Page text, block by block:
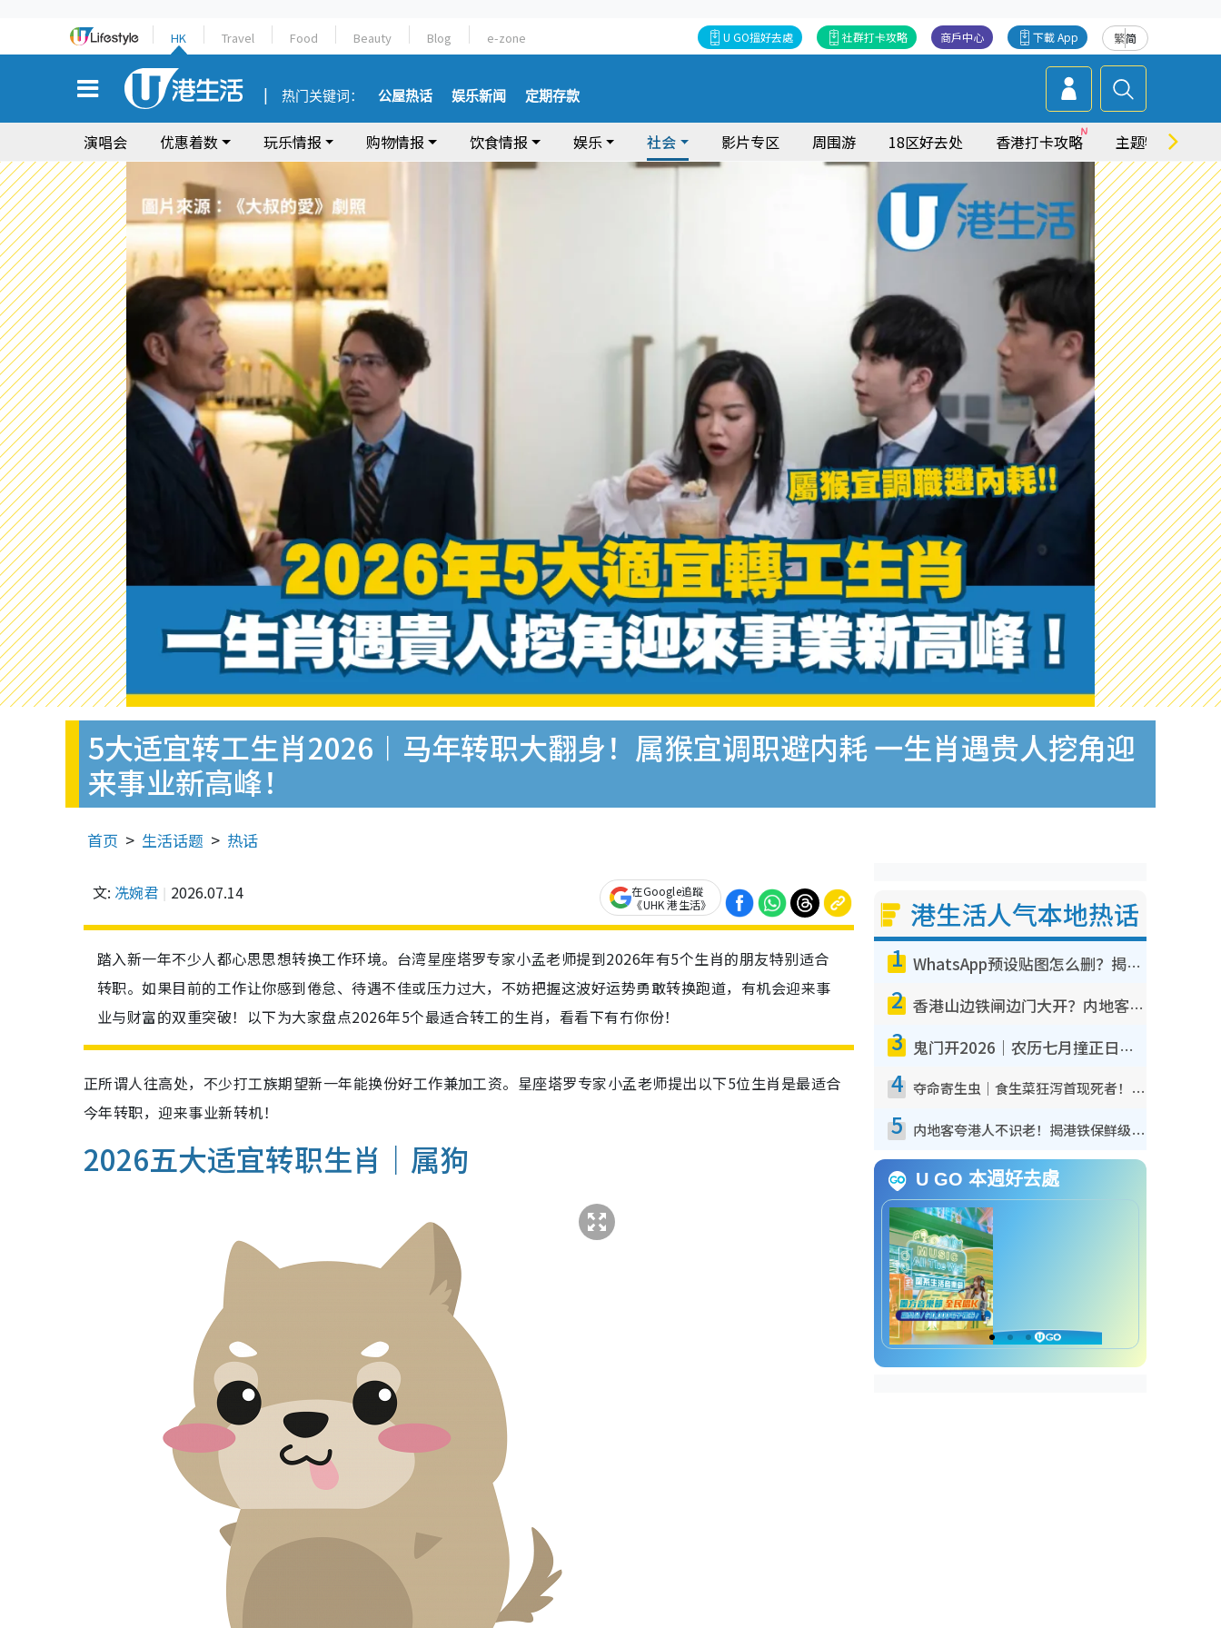
HK Travel Food Beauty Blog e-zone 繁简
下載 App
商戶中心
社群打卡攻略
U GO搵好去處
热门关键词： 公屋热话 娱乐新闻 定期存款
演唱会 优惠着数 玩乐情报 购物情报 饮食情报 娱乐 社会 影片专区 周围游 18区好去处 香港打卡攻略 主题特集
5大适宜转工生肖2026︱马年转职大翻身！属猴宜调职避内耗 一生肖遇贵人挖角迎
来事业新高峰！
首页 生活话题 热话
文: 冼婉君 2026.07.14
在Google追蹤
《UHK 港生活》
踏入新一年不少人都心思思想转换工作环境。台湾星座塔罗专家小孟老师提到2026年有5个生肖的朋友特别适合
转职。如果目前的工作让你感到倦怠、待遇不佳或压力过大，不妨把握这波好运势勇敢转换跑道，有机会迎来事
业与财富的双重突破！以下为大家盘点2026年5个最适合转工的生肖，看看下有冇你份！
正所谓人往高处，不少打工族期望新一年能换份好工作兼加工资。星座塔罗专家小孟老师提出以下5位生肖是最适合
今年转职，迎来事业新转机！
2026五大适宜转职生肖｜属狗
港生活人气本地热话
1 WhatsApp预设贴图怎么删？揭秘1招“反向操作”还原简洁界面 附3步实测教程
2 香港山边铁闸边门大开？内地客困惑意义何在！网友神回复：这种叫法理性防御
3 鬼门开2026｜农历七月撞正日全食特别邪？专家警告切忌做一事！揭4大禁忌+2招保平安
4 夺命寄生虫｜食生菜狂泻首现死者！疫潮恶化录1.8万宗病例 揭洗菜3大谬误
5 内地客夸港人不识老！揭港铁保鲜级冷气 港人求放过：别投诉
U GO 本週好去處